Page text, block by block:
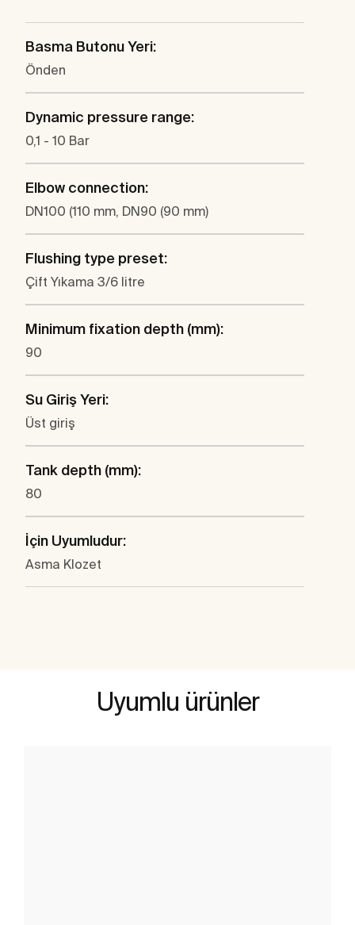
Basma Butonu Yeri:
Önden
Dynamic pressure range:
0,1 - 10 Bar
Elbow connection:
DN100 (110 mm, DN90 (90 mm)
Flushing type preset:
Çift Yıkama 3/6 litre
Minimum fixation depth (mm):
90
Su Giriş Yeri:
Üst giriş
Tank depth (mm):
80
İçin Uyumludur:
Asma Klozet
Uyumlu ürünler